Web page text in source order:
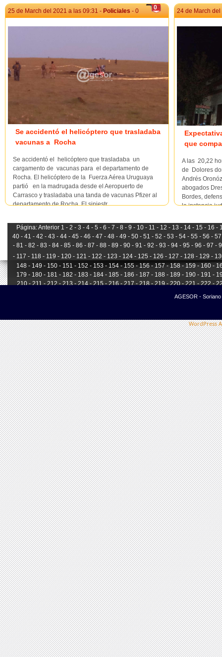
0
25 de March del 2021 a las 09:31 - Policiales - 0
Se accidentó el helicóptero que trasladaba
vacunas a Rocha
Se accidentó el helicóptero que trasladaba un
cargamento de vacunas para el departamento de
Rocha. El helicóptero de la Fuerza Aérea Uruguaya
partió en la madrugada desde el Aeropuerto de
Carrasco y trasladaba una tanda de vacunas Pfizer al
departamento de Rocha. El siniestr...
24 de March
que
A las 20,22
de Dolores
Andrés
abogados
Bordes,
la instancia
Página:Anterior 1 -2 -3 -4 -5 -6 -7 -8 -9 -10 -11 -12 -13 -14 -15 -16 -
40 - 41 - 42 - 43 - 44 - 45 - 46 - 47 - 48 - 49 - 50 - 51 - 52 - 53 - 54 - 55 - 56 -
- 81 - 82 - 83 - 84 - 85 - 86 - 87 - 88 - 89 - 90 - 91 - 92 - 93 - 94 - 95 - 96 - 97 -
-117 -118 -119 -120 -121 -122 -123 -124 -125 -126 -127 -128 -129 -
148 - 149 - 150 - 151 - 152 - 153 - 154 - 155 - 156 - 157 - 158 - 159 - 160 -
179 - 180 - 181 - 182 - 183 - 184 - 185 - 186 - 187 - 188 - 189 - 190 - 191 -
210 -211 -212 -213 -214 -215 -216 -217 -218 -219 -220 -221 -222 -
AGESOR -
WordPress